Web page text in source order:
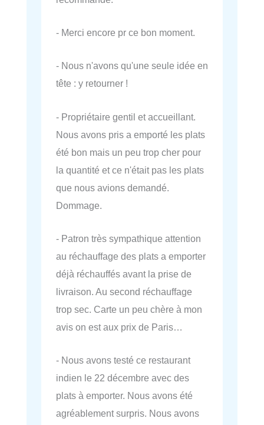
- Merci encore pr ce bon moment.
- Nous n'avons qu'une seule idée en
tête : y retourner !
- Propriétaire gentil et accueillant.
Nous avons pris a emporté les plats
été bon mais un peu trop cher pour
la quantité et ce n'était pas les plats
que nous avions demandé.
Dommage.
- Patron très sympathique attention
au réchauffage des plats a emporter
déjà réchauffés avant la prise de
livraison. Au second réchauffage
trop sec. Carte un peu chère à mon
avis on est aux prix de Paris…
- Nous avons testé ce restaurant
indien le 22 décembre avec des
plats à emporter. Nous avons été
agréablement surpris. Nous avons